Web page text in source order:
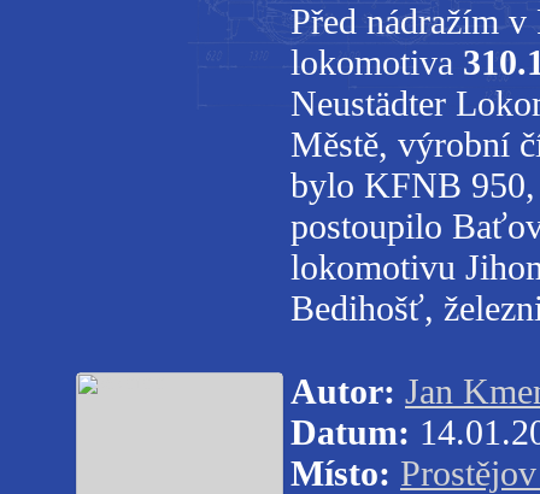
Před nádražím v
lokomotiva
Neustädter
Městě, výrobní
bylo KFNB
postoupilo
lokomotivu
Bedihošť,
Autor: Jan
Datum:
Místo: